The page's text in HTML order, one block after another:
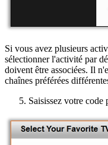
Si vous avez plusieurs
sélectionner l'activité par
doivent être associées. Il
chaînes préférées
Saisissez votre code